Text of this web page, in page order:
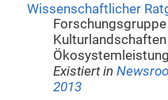
Wissenschaftlicher
Kulturlandschaften
Existiert in
2013